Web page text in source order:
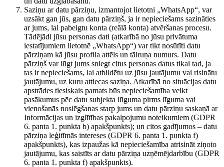
Saziņu ar datu pārziņu, izmantojot lietotni „WhatsApp“, var
uzsākt gan jūs, gan datu pārziņš, ja ir nepieciešams sazināties
ar jums, lai pabeigtu konta (reālā konta) atvēršanas procesu.
Tādējādi jūsu personas dati (atkarībā no jūsu privātuma
iestatījumiem lietotnē „WhatsApp“) var tikt nosūtīti datu
pārziņam kā jūsu profila attēls un tālruņa numurs. Datu
pārziņš var lūgt jums sniegt citus personas datus tikai tad, ja
tas ir nepieciešams, lai atbildētu uz jūsu jautājumu vai risinātu
jautājumu, uz kuru attiecas saziņa. Atkarībā no situācijas datu
apstrādes tiesiskais pamats būs nepieciešamība veikt
pasākumus pēc datu subjekta lūguma pirms līguma vai
vienošanās noslēgšanas starp jums un datu pārziņu saskaņā ar
Informācijas un izglītības pakalpojumu noteikumiem (GDPR
6. panta 1. punkta b) apakšpunkts); un citos gadījumos – datu
pārziņa leģitīmās intereses (GDPR 6. panta 1. punkta f)
apakšpunkts), kas izpaužas kā nepieciešamība atrisināt ziņoto
jautājumu, kas saistīts ar datu pārziņa uzņēmējdarbību (GDPR
6. panta 1. punkta f) apakšpunkts).